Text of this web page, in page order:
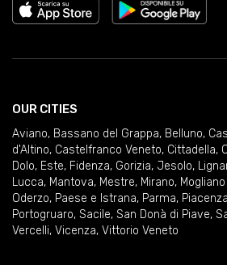
OUR CITIES
Aviano, Bassano del Grappa, Belluno,
d'Altino, Castelfranco Veneto, Cittadella,
Dolo, Este, Fidenza, Gorizia, Jesolo,
Lucca, Mantova, Mestre, Mirano,
Oderzo, Paese e Istrana, Parma, Piacenza
Portogruaro, Sacile, San Donà di Piave,
Vercelli, Vicenza, Vittorio Veneto